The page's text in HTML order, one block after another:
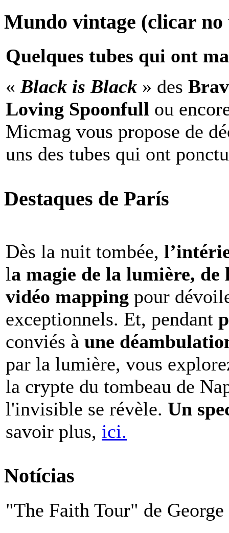
Mundo vintage (clicar
Quelques tubes qui ont
« Black is Black » des
Loving Spoonfull ou
Micmag vous propose de
uns des tubes qui ont
Destaques de París
Dès la nuit tombée,
la magie de la lumière,
vidéo mapping pour
exceptionnels. Et, pendant
conviés à une
par la lumière, vous
la crypte du tombeau de
l'invisible se révèle. Un
savoir plus, ici.
Notícias
"The Faith Tour" de